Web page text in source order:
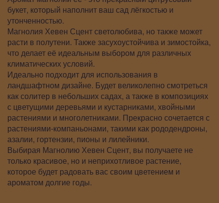
букет, который наполнит ваш сад лёгкостью и
утонченностью.
Магнолия Хевен Сцент светолюбива, но также может
расти в полутени. Также засухоустойчива и зимостойка,
что делает её идеальным выбором для различных
климатических условий.
Идеально подходит для использования в
ландшафтном дизайне. Будет великолепно смотреться
как солитер в небольших садах, а также в композициях
с цветущими деревьями и кустарниками, хвойными
растениями и многолетниками. Прекрасно сочетается с
растениями-компаньонами, такими как рододендроны,
азалии, гортензии, пионы и лилейники.
Выбирая Магнолию Хевен Сцент, вы получаете не
только красивое, но и неприхотливое растение,
которое будет радовать вас своим цветением и
ароматом долгие годы.